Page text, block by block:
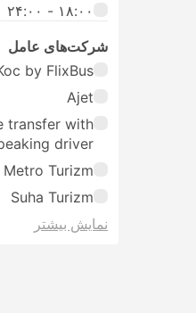
۱۸:۰۰ - ۲۴:۰۰
شرکت‌های عامل
by FlixBus
Ajet
transfer with
driver
Metro Turizm
Suha Turizm
نمایش بیشتر